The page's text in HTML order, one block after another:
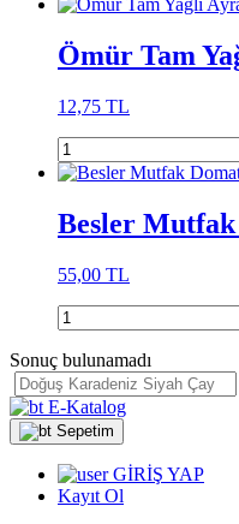
Ömür Tam
12,75 TL
Besler Mutfak
55,00 TL
Sonuç bulunamadı
E-Katalog
Sepetim
GİRİŞ YAP
Kayıt Ol